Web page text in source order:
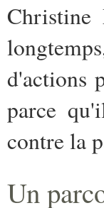
d'actions
parce
contre la
Un